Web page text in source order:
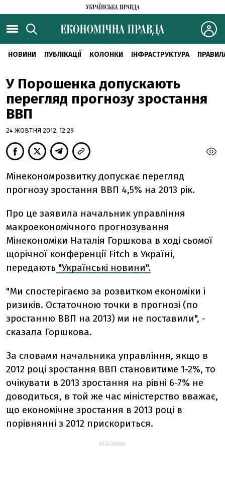
НОВИНИ ПУБЛІКАЦІЇ КОЛОНКИ ІНФРАСТРУКТУРА
У Порошенка допускають
перегляд прогнозу зростання
ВВП
24 ЖОВТНЯ 2012, 12:29
Мінекономрозвитку допускає перегляд
прогнозу зростання ВВП 4,5% на 2013 рік.
Про це заявила начальник управління
макроекономічного прогнозування
Мінекономіки Наталія Горшкова в ході сьомої
щорічної конференції Fitch в Україні,
передають "Українські новини".
"Ми спостерігаємо за розвитком економіки і
ризиків. Остаточною точки в прогнозі (по
зростанню ВВП на 2013) ми не поставили", -
сказала Горшкова.
За словами начальника управління, якщо в
2012 році зростання ВВП становитиме 1-2%, то
очікувати в 2013 зростання на рівні 6-7% не
доводиться, в той же час міністерство вважає,
що економічне зростання в 2013 році в
порівнянні з 2012 прискориться.
РЕКЛАМА: